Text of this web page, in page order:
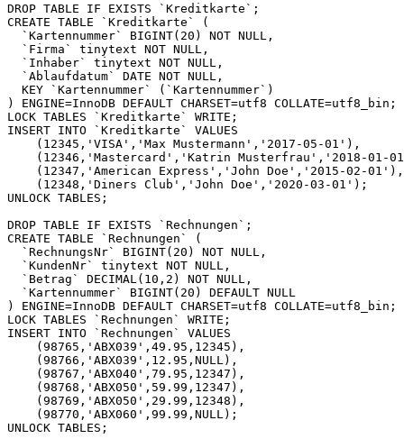
DROP TABLE IF EXISTS ` Kreditkarte ` ;
CREATE TABLE ` Kreditkarte `
(
` Kartennummer` BIGINT( 20 ) NOT NULL ,
` Firma ` tinytext NOT NULL ,
` Inhaber` tinytext NOT NULL ,
` Ablaufdatum` DATE NOT NULL ,
KEY
` Kartennummer` ( ` Kartennummer` )
)
ENGINE=InnoDB DEFAULT CHARSET=utf8 COLLATE=utf8_bin ;
LOCK TABLES ` Kreditkarte ` WRITE ;
INSERT INTO ` Kreditkarte `
VALUES
( 12345 , 'VISA' , 'Max Mustermann' , '2017-05-01' ),
( 12346 , 'Mastercard' , 'Katrin Musterfrau' , '2018-01-
( 12347 , 'American Express' , 'John Doe' , '2015-02-01' ),
( 12348 , 'Diners Club' , 'John Doe' , '2020-03-01' );
UNLOCK TABLES ;
DROP TABLE IF EXISTS ` Rechnungen ` ;
CREATE TABLE ` Rechnungen `
(
` RechnungsNr` BIGINT( 20 ) NOT NULL ,
` KundenNr` tinytext NOT NULL ,
` Betrag ` DECIMAL ( 10 , 2 ) NOT NULL ,
` Kartennummer` BIGINT( 20 ) DEFAULT NULL
)
ENGINE=InnoDB DEFAULT CHARSET=utf8 COLLATE=utf8_bin ;
LOCK TABLES ` Rechnungen ` WRITE ;
INSERT INTO ` Rechnungen `
VALUES
(98765 , 'ABX039' , 49 . 95 , 12345 ),
(98766 , 'ABX039' , 12 . 95 , NULL ),
(98767 , 'ABX040' , 79 . 95 , 12347 ),
(98768 , 'ABX050' , 59 . 99 , 12347 ),
(98769 , 'ABX050' , 29 . 99 , 12348 ),
(98770 , 'ABX060' , 99 . 99 , NULL );
UNLOCK TABLES ;